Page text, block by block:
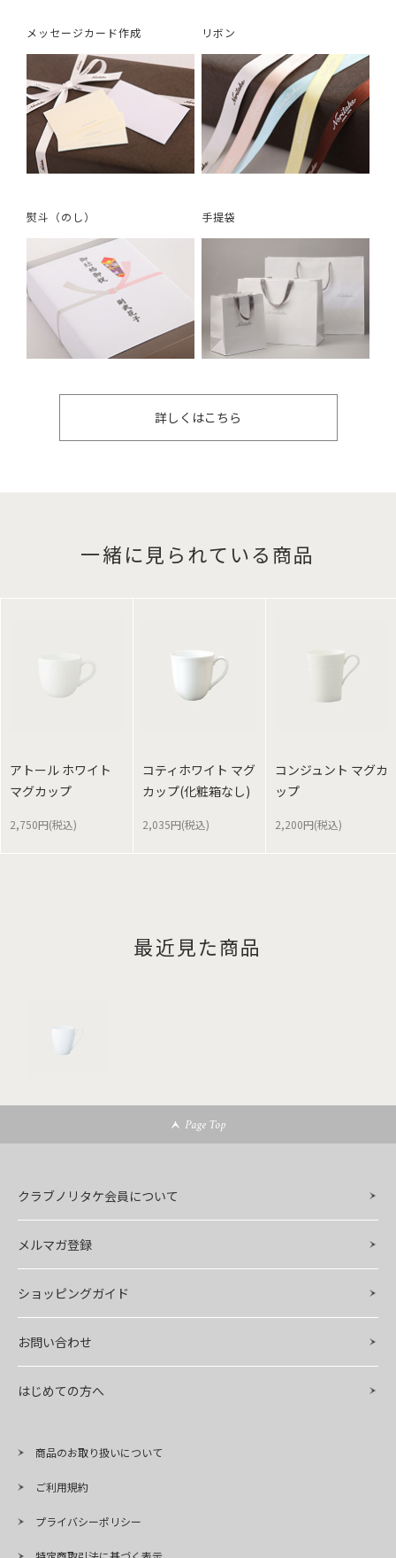
メッセージカード作成 リボン
熨斗（のし） 手提袋
詳しくはこちら
一緒に見られている商品
アトール ホワイト
マグカップ
2,750円(税込)
コティホワイト マグ
カップ(化粧箱なし)
2,035円(税込)
コンジュント マグカ
ップ
2,200円(税込)
最近見た商品
Page Top
クラブノリタケ会員について
メルマガ登録
ショッピングガイド
お問い合わせ
はじめての方へ
商品のお取り扱いについて
ご利用規約
プライバシーポリシー